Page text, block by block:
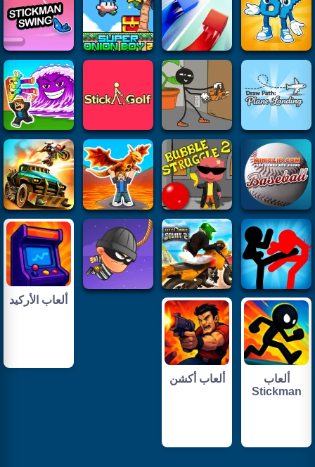
ألعاب الأركيد
ألعاب
Stickman
ألعاب أكشن